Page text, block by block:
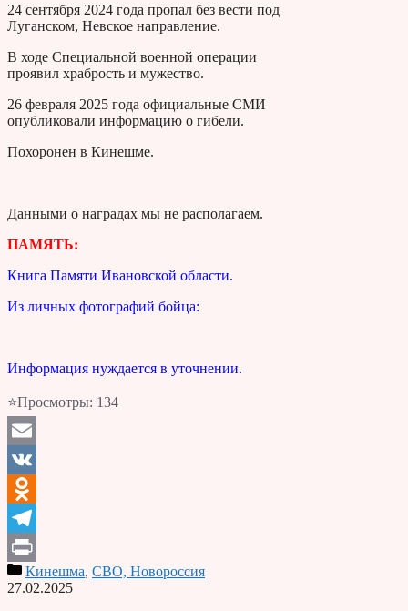
24 сентября 2024 года пропал без вести под
Луганском, Невское направление.
В ходе Специальной военной операции
проявил храбрость и мужество.
26 февраля 2025 года официальные СМИ
опубликовали информацию о гибели.
Похоронен в Кинешме.
Данными о наградах мы не располагаем.
ПАМЯТЬ:
Книга Памяти Ивановской области.
Из личных фотографий бойца:
Информация нуждается в уточнении.
⭐Просмотры: 134
Email
VK
Odnoklassniki
Telegram
PrintКинешма, СВО, Новороссия
27.02.2025